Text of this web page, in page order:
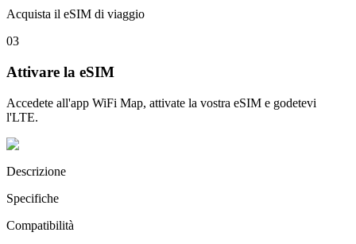
Acquista il eSIM di viaggio
03
Attivare la eSIM
Accedete all'app WiFi Map, attivate la vostra eSIM e godetevi
l'LTE.
Descrizione
Specifiche
Compatibilità